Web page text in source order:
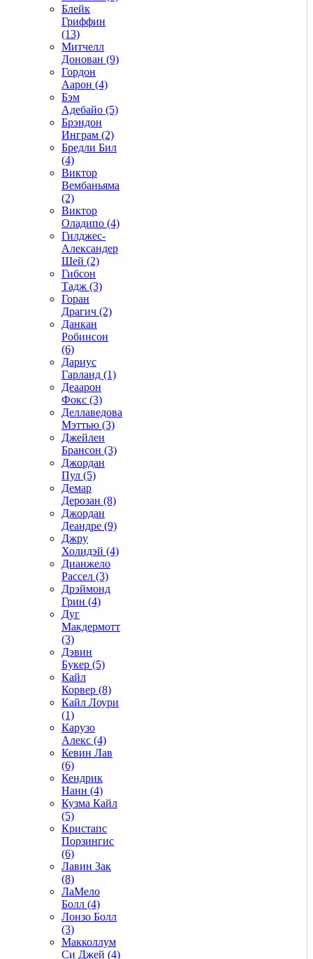
Блейк
Гриффин
(13)
Митчелл
Донован (9)
Гордон
Аарон (4)
Бэм
Адебайо (5)
Брэндон
Инграм (2)
Бредли Бил
(4)
Виктор
Вембаньяма
(2)
Виктор
Оладипо (4)
Гилджес-
Александер
Шей (2)
Гибсон
Тадж (3)
Горан
Драгич (2)
Данкан
Робинсон
(6)
Дариус
Гарланд (1)
Деаарон
Фокс (3)
Деллаведова
Мэттью (3)
Джейлен
Брансон (3)
Джордан
Пул (5)
Демар
Дерозан (8)
Джордан
Деандре (9)
Джру
Холидэй (4)
Дианжело
Рассел (3)
Дрэймонд
Грин (4)
Дуг
Макдермотт
(3)
Дэвин
Букер (5)
Кайл
Корвер (8)
Кайл Лоури
(1)
Карузо
Алекс (4)
Кевин Лав
(6)
Кендрик
Нанн (4)
Кузма Кайл
(5)
Кристапс
Порзингис
(6)
Лавин Зак
(8)
ЛаМело
Болл (4)
Лонзо Болл
(3)
Макколлум
Си Джей (4)